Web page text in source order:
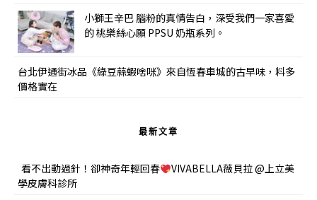
小獅王辛巴 腦粉的真情告白，深受我們一家喜愛
的 桃樂絲心願 PPSU 奶瓶系列。
台北伊通街冰品《綠豆蒜蝦啥咪》來自恆春車城的古早味，料多
價格實在
最新文章
看不出動過針！卻神奇年輕回春
VIVABELLA薇貝拉 @上立美
學皮膚科診所